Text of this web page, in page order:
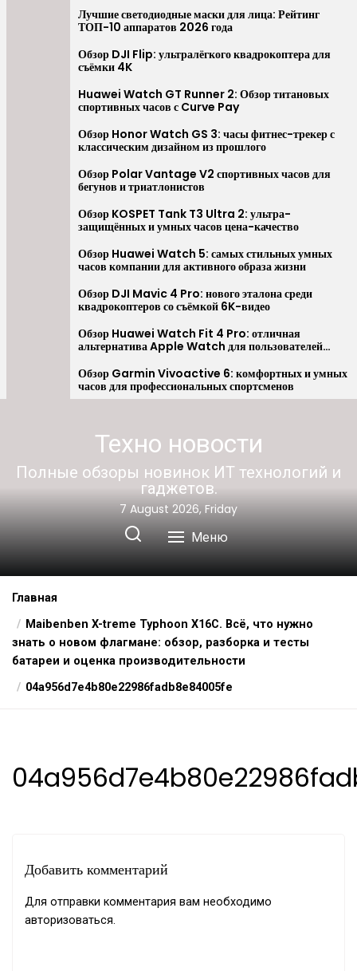
содержимому
Лучшие светодиодные маски для лица: Рейтинг
ТОП-10 аппаратов 2026 года
Обзор DJI Flip: ультралёгкого квадрокоптера для
съёмки 4K
Huawei Watch GT Runner 2: Обзор титановых
спортивных часов с Curve Pay
Обзор Honor Watch GS 3: часы фитнес-трекер с
классическим дизайном из прошлого
Обзор Polar Vantage V2 спортивных часов для
бегунов и триатлонистов
Обзор KOSPET Tank T3 Ultra 2: ультра-
защищённых и умных часов цена-качество
Обзор Huawei Watch 5: самых стильных умных
часов компании для активного образа жизни
Обзор DJI Mavic 4 Pro: нового эталона среди
квадрокоптеров со съёмкой 6K-видео
Обзор Huawei Watch Fit 4 Pro: отличная
альтернатива Apple Watch для пользователей
Обзор Garmin Vivoactive 6: комфортных и умных
часов для профессиональных спортсменов
Техно новости
Полные обзоры новинок ИТ технологий и
гаджетов.
7 August 2026, Friday
Меню
Главная
Maibenben X-treme Typhoon X16C. Всё, что нужно
знать о новом флагмане: обзор, разборка и тесты
батареи и оценка производительности
04a956d7e4b80e22986fadb8e84005fe
Добавить комментарий
Для отправки комментария вам необходимо
авторизоваться.